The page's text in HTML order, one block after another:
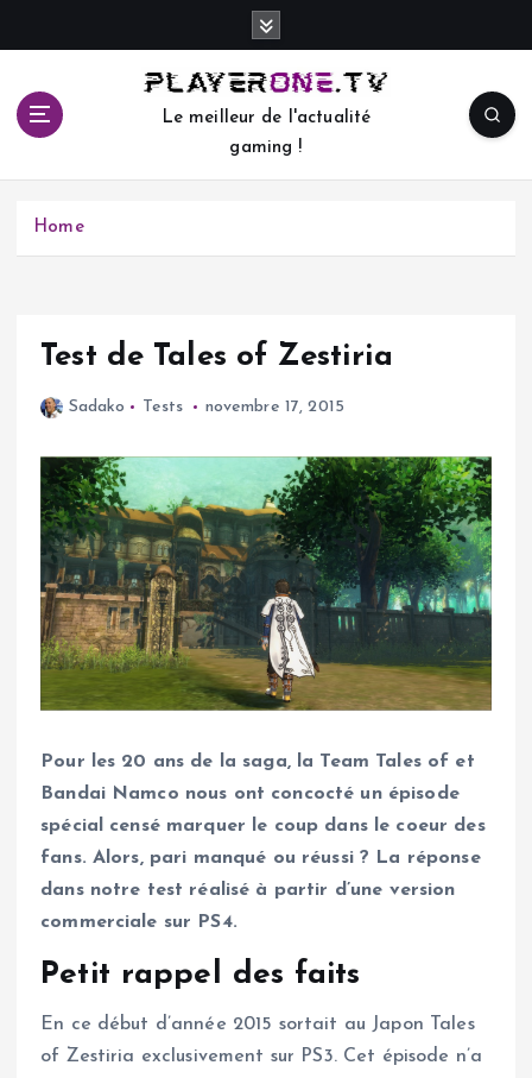
c
Le meilleur de l'actualité
gaming !
Home
Test de Tales of Zestiria
Sadako Tests novembre 17, 2015
Pour les 20 ans de la saga, la Team Tales of et
Bandai Namco nous ont concocté un épisode
spécial censé marquer le coup dans le coeur des
fans. Alors, pari manqué ou réussi ? La réponse
dans notre test réalisé à partir d’une version
commerciale sur PS4.
Petit rappel des faits
En ce début d’année 2015 sortait au Japon Tales
of Zestiria exclusivement sur PS3. Cet épisode n’a